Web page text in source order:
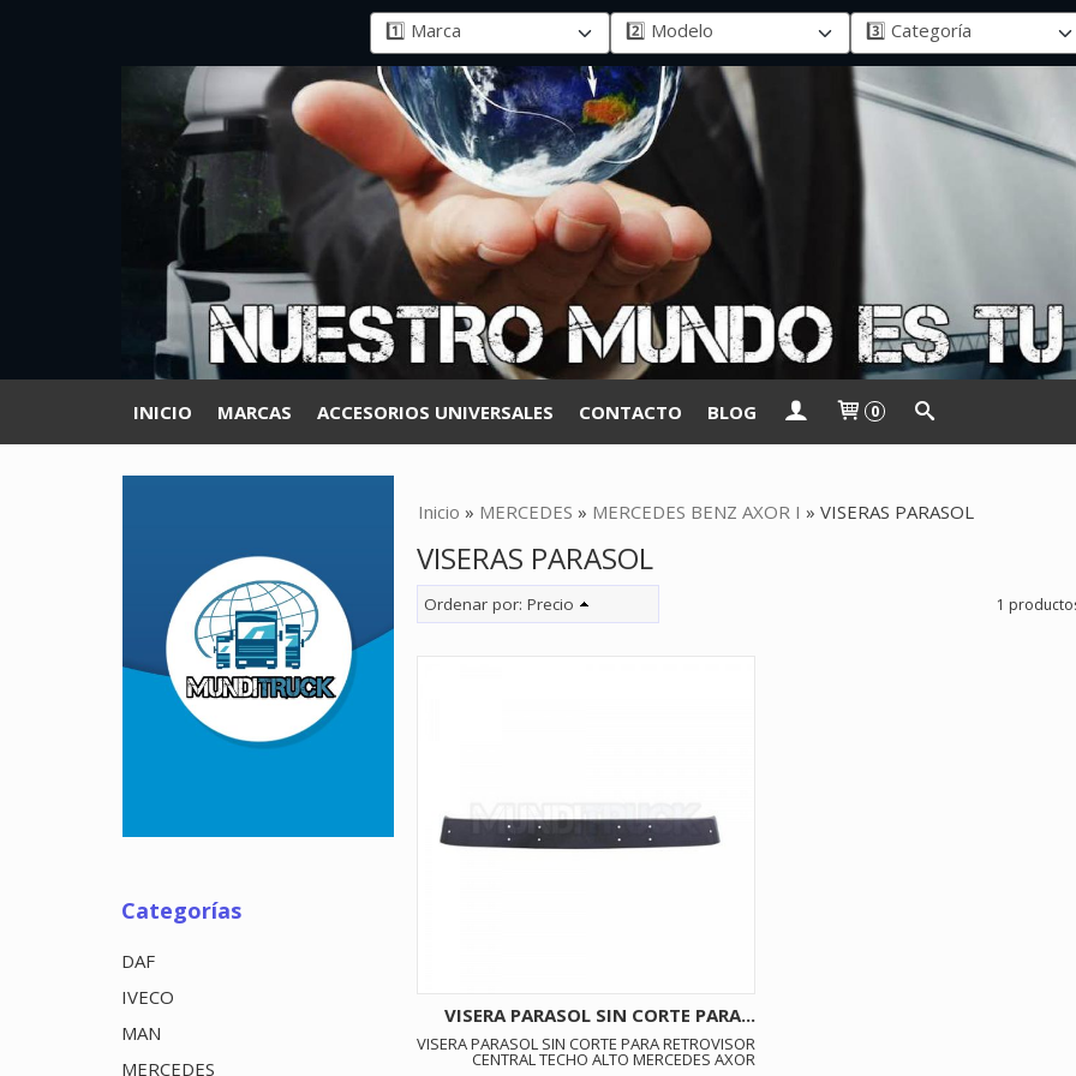
INICIO MARCAS ACCESORIOS UNIVERSALES CONTACTO BLOG 0
Categorías
DAF
IVECO
MAN
MERCEDES
Inicio » MERCEDES » MERCEDES BENZ AXOR I » VISERAS PARASOL
VISERAS PARASOL
Ordenar por: Precio 1
VISERA PARASOL SIN CORTE PARA...
VISERA PARASOL SIN CORTE PARA RETROVISOR
CENTRAL TECHO ALTO MERCEDES AXOR